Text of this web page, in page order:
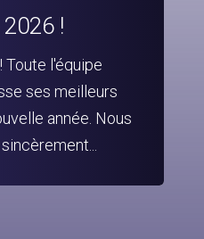
!
Toute l'équipe
ses meilleurs
année. Nous